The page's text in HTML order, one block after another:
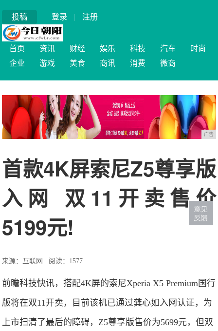
投稿 登录 | 注册
首页 资讯 财经 娱乐 科技 汽车
时尚
企业
游戏 美食 商讯 消费 微商
广告
首款4K屏索尼Z5尊享版
入网 双11开卖售价
5199元!
来源：互联网 阅读：1577
前瞻科技快讯，搭配4K屏的索尼Xperia X5 Premium国行
版将在双11开卖，目前该机已通过龚心如入网认证，为
上市扫清了最后的障碍，Z5尊享版售价为5699元，但双